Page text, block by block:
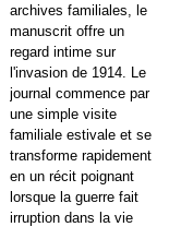
archives familiales, le
manuscrit offre un
regard intime sur
l'invasion de 1914. Le
journal commence par
une simple visite
familiale estivale et se
transforme rapidement
en un récit poignant
lorsque la guerre fait
irruption dans la vie